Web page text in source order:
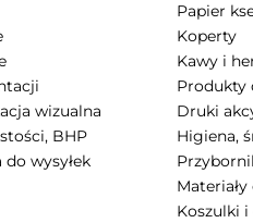
wizualna
BHP
wysyłek
Papier
Koperty
Kawy i
Produkty
Druki
Higiena,
Koszulki